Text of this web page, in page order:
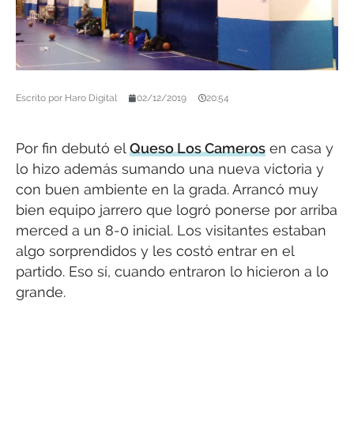
Escrito por Haro Digital 02/12/2019 20:54
Por fin debutó el Queso Los Cameros en casa y
lo hizo además sumando una nueva victoria y
con buen ambiente en la grada. Arrancó muy
bien equipo jarrero que logró ponerse por arriba
merced a un 8-0 inicial. Los visitantes estaban
algo sorprendidos y les costó entrar en el
partido. Eso sí, cuando entraron lo hicieron a lo
grande.